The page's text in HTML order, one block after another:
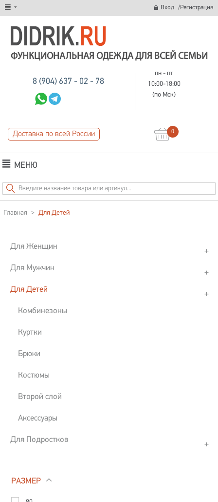
Вход /Регистрация
ФУНКЦИОНАЛЬНАЯ ОДЕЖДА ДЛЯ ВСЕЙ СЕМЬИ
8 (904) 637 - 02 - 78
пн - пт
10:00-18:00
(по Мск)
Доставка по всей России 0
МЕНЮ
Главная > Для Детей
Для Женщин
Для Мужчин
Для Детей
Комбинезоны
Куртки
Брюки
Костюмы
Второй слой
Аксессуары
Для Подростков
РАЗМЕР